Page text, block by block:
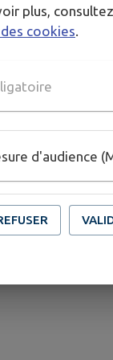
plus,
cookies.
d'audience